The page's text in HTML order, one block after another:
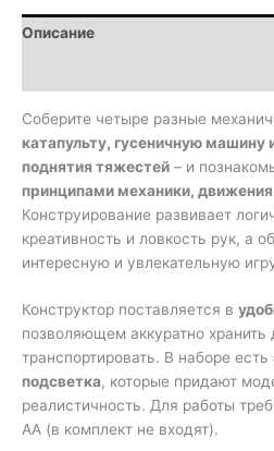
Machinery
4-
набор
из
173
деталей
с
мотором
Описание
Соберите четыре разные
катапульту, гусеничную машину
поднятия тяжестей – и
принципами механики,
Конструирование развивает
креативность и ловкость рук, а
интересную и увлекательную
Конструктор поставляется в
позволяющем аккуратно хранить
транспортировать. В наборе есть
подсветка, которые придают
реалистичность. Для работы
АА (в комплект не входят).